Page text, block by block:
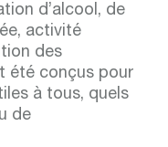
d’alcool, de
activité
des
été conçus pour
à tous, quels
de